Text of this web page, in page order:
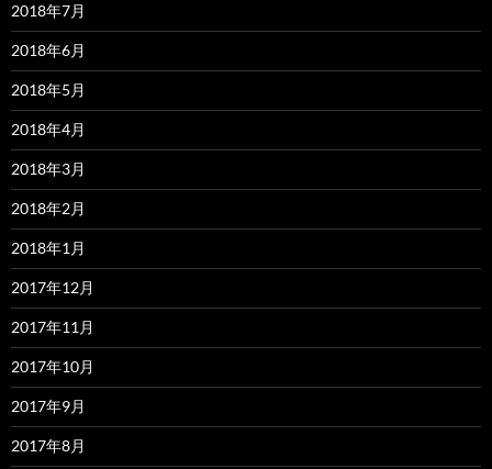
2018年7月
2018年6月
2018年5月
2018年4月
2018年3月
2018年2月
2018年1月
2017年12月
2017年11月
2017年10月
2017年9月
2017年8月